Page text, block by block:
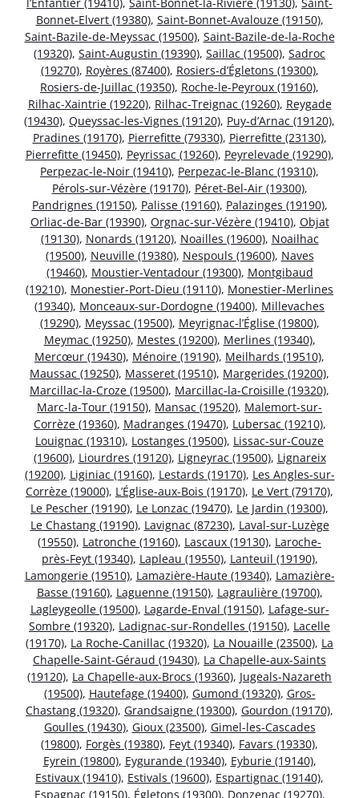
Bonnet-Elvert (19380), Saint-Bonnet-Avalouze (19150),
Saint-Bazile-de-Meyssac (19500), Saint-Bazile-de-la-Roche
(19320), Saint-Augustin (19390), Saillac (19500), Sadroc
(19270), Royères (87400), Rosiers-d’Égletons (19300),
Rosiers-de-Juillac (19350), Roche-le-Peyroux (19160),
Rilhac-Xaintrie (19220), Rilhac-Treignac (19260), Reygade
(19430), Queyssac-les-Vignes (19120), Puy-d’Arnac (19120),
Pradines (19170), Pierrefitte (79330), Pierrefitte (23130),
Pierrefitte (19450), Peyrissac (19260), Peyrelevade (19290),
Perpezac-le-Noir (19410), Perpezac-le-Blanc (19310),
Pérols-sur-Vézère (19170), Péret-Bel-Air (19300),
Pandrignes (19150), Palisse (19160), Palazinges (19190),
Orliac-de-Bar (19390), Orgnac-sur-Vézère (19410), Objat
(19130), Nonards (19120), Noailles (19600), Noailhac
(19500), Neuville (19380), Nespouls (19600), Naves
(19460), Moustier-Ventadour (19300), Montgibaud
(19210), Monestier-Port-Dieu (19110), Monestier-Merlines
(19340), Monceaux-sur-Dordogne (19400), Millevaches
(19290), Meyssac (19500), Meyrignac-l’Église (19800),
Meymac (19250), Mestes (19200), Merlines (19340),
Mercœur (19430), Ménoire (19190), Meilhards (19510),
Maussac (19250), Masseret (19510), Margerides (19200),
Marcillac-la-Croze (19500), Marcillac-la-Croisille (19320),
Marc-la-Tour (19150), Mansac (19520), Malemort-sur-
Corrèze (19360), Madranges (19470), Lubersac (19210),
Louignac (19310), Lostanges (19500), Lissac-sur-Couze
(19600), Liourdres (19120), Ligneyrac (19500), Lignareix
(19200), Liginiac (19160), Lestards (19170), Les Angles-sur-
Corrèze (19000), L’Église-aux-Bois (19170), Le Vert (79170),
Le Pescher (19190), Le Lonzac (19470), Le Jardin (19300),
Le Chastang (19190), Lavignac (87230), Laval-sur-Luzège
(19550), Latronche (19160), Lascaux (19130), Laroche-
près-Feyt (19340), Lapleau (19550), Lanteuil (19190),
Lamongerie (19510), Lamazière-Haute (19340), Lamazière-
Basse (19160), Laguenne (19150), Lagraulière (19700),
Lagleygeolle (19500), Lagarde-Enval (19150), Lafage-sur-
Sombre (19320), Ladignac-sur-Rondelles (19150), Lacelle
(19170), La Roche-Canillac (19320), La Nouaille (23500), La
Chapelle-Saint-Géraud (19430), La Chapelle-aux-Saints
(19120), La Chapelle-aux-Brocs (19360), Jugeals-Nazareth
(19500), Hautefage (19400), Gumond (19320), Gros-
Chastang (19320), Grandsaigne (19300), Gourdon (19170),
Goulles (19430), Gioux (23500), Gimel-les-Cascades
(19800), Forgès (19380), Feyt (19340), Favars (19330),
Eyrein (19800), Eygurande (19340), Eyburie (19140),
Estivaux (19410), Estivals (19600), Espartignac (19140),
Espagnac (19150), Égletons (19300), Donzenac (19270),